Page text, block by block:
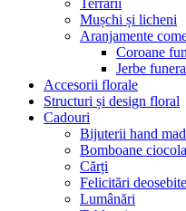
Terrarii
Mușchi și licheni
Aranjamente
Coroane
Jerbe
Accesorii florale
Structuri și design floral
Cadouri
Bijuterii hand
Bomboane
Cărți
Felicitări deosebite
Lumânări